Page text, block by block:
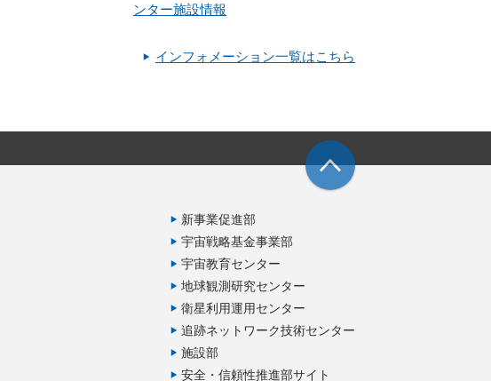
ンター施設情報
インフォメーション一覧はこちら
新事業促進部
宇宙戦略基金事業部
宇宙教育センター
地球観測研究センター
衛星利用運用センター
追跡ネットワーク技術センター
施設部
安全・信頼性推進部サイト